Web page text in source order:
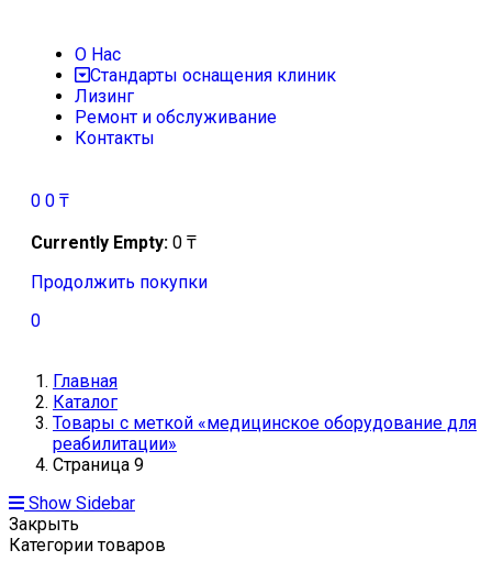
О Нас
Стандарты оснащения клиник
Лизинг
Ремонт и обслуживание
Контакты
0 0 ₸
Currently Empty: 0 ₸
Продолжить покупки
0
Главная
Каталог
Товары с меткой «медицинское оборудование для
реабилитации»
Страница 9
Show Sidebar
Закрыть
Категории товаров